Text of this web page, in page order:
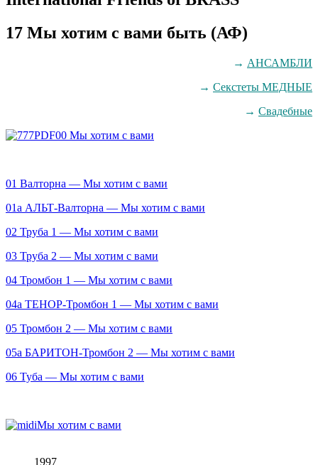
17 Мы хотим с вами быть (АФ)
→ АНСАМБЛИ
→ Секстеты МЕДНЫЕ
→ Свадебные
00 Мы хотим с вами
01 Валторна — Мы хотим с вами
01а АЛЬТ-Валторна — Мы хотим с вами
02 Труба 1 — Мы хотим с вами
03 Труба 2 — Мы хотим с вами
04 Тромбон 1 — Мы хотим с вами
04а ТЕНОР-Тромбон 1 — Мы хотим с вами
05 Тромбон 2 — Мы хотим с вами
05а БАРИТОН-Тромбон 2 — Мы хотим с вами
06 Туба — Мы хотим с вами
Мы хотим с вами
1997